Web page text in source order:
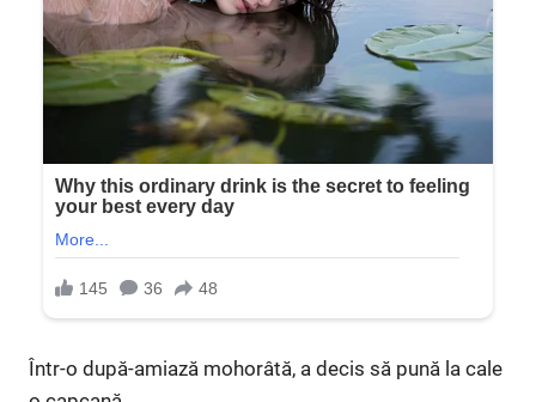
Într-o după-amiază mohorâtă, a decis să pună la cale